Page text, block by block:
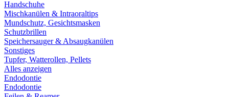
Handschuhe
Mischkanülen & Intraoraltips
Mundschutz, Gesichtsmasken
Schutzbrillen
Speichersauger & Absaugkanülen
Sonstiges
Tupfer, Watterollen, Pellets
Alles anzeigen
Endodontie
Endodontie